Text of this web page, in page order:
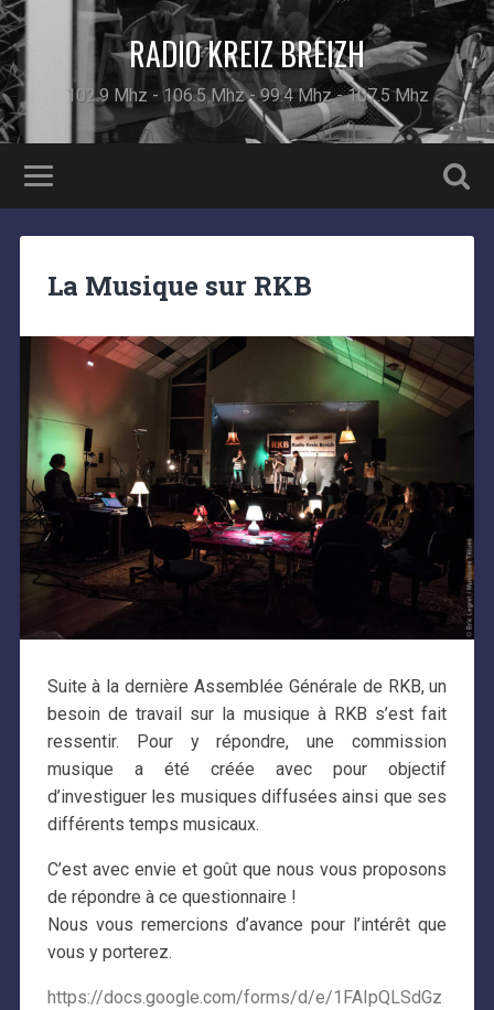
RADIO KREIZ BREIZH
102.9 Mhz - 106.5 Mhz - 99.4 Mhz - 107.5 Mhz
La Musique sur RKB
Suite à la dernière Assemblée Générale de RKB, un
besoin de travail sur la musique à RKB s’est fait
ressentir. Pour y répondre, une commission
musique a été créée avec pour objectif
d’investiguer les musiques diffusées ainsi que ses
différents temps musicaux.
C’est avec envie et goût que nous vous proposons
de répondre à ce questionnaire !
Nous vous remercions d’avance pour l’intérêt que
vous y porterez.
https://docs.google.com/forms/d/e/1FAIpQLSdGz